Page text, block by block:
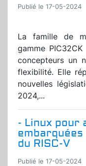
Publié le 17-05-2024
La famille de
gamme
concepteurs un
flexibilité. Elle
nouvelles
2024,...
- Linux pour
du RISC-V
Publié le 17-05-2024